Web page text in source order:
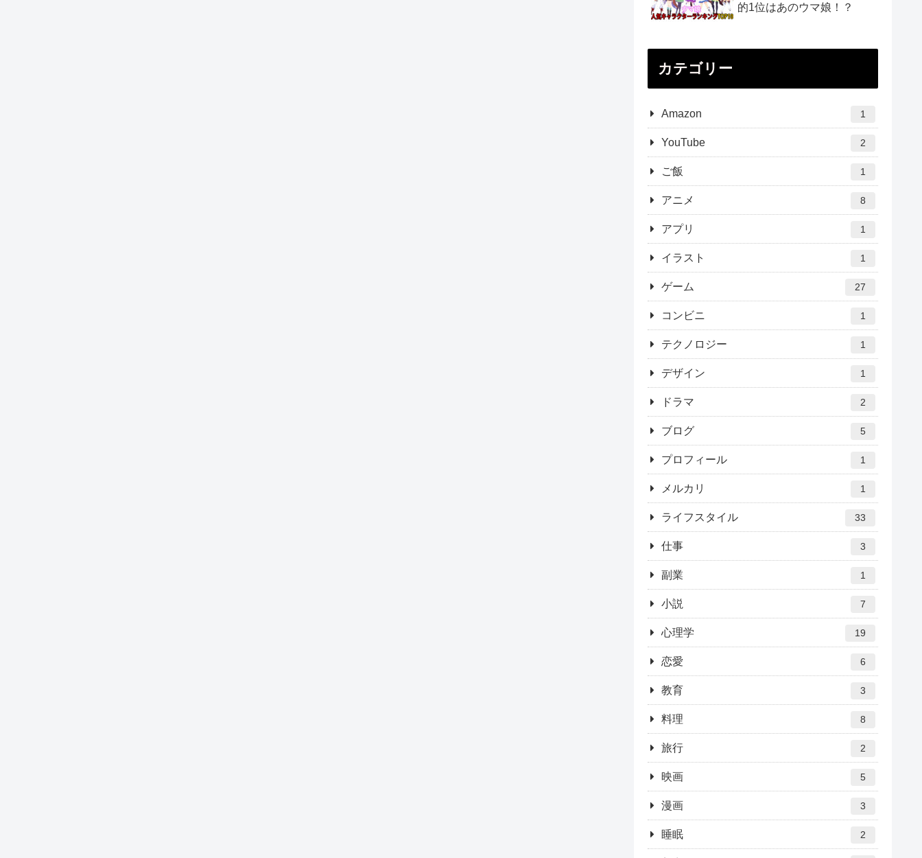
的1位はあのウマ娘！？
カテゴリー
Amazon 1
YouTube 2
ご飯 1
アニメ 8
アプリ 1
イラスト 1
ゲーム 27
コンビニ 1
テクノロジー 1
デザイン 1
ドラマ 2
ブログ 5
プロフィール 1
メルカリ 1
ライフスタイル 33
仕事 3
副業 1
小説 7
心理学 19
恋愛 6
教育 3
料理 8
旅行 2
映画 5
漫画 3
睡眠 2